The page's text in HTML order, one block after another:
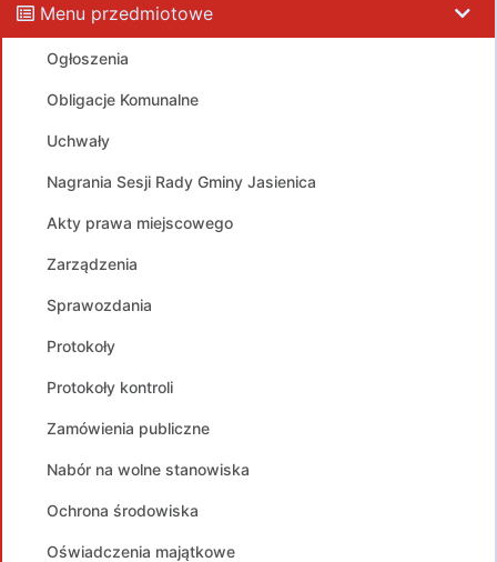
Menu przedmiotowe
Ogłoszenia
Obligacje Komunalne
Uchwały
Nagrania Sesji Rady Gminy Jasienica
Akty prawa miejscowego
Zarządzenia
Sprawozdania
Protokoły
Protokoły kontroli
Zamówienia publiczne
Nabór na wolne stanowiska
Ochrona środowiska
Oświadczenia majątkowe